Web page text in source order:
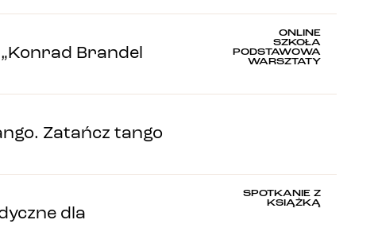
Brandel
ONLINE
SZKOŁA
PODSTAWOWA
WARSZTATY
Zatańcz tango
dla
SPOTKANIE Z
KSIĄŻKĄ